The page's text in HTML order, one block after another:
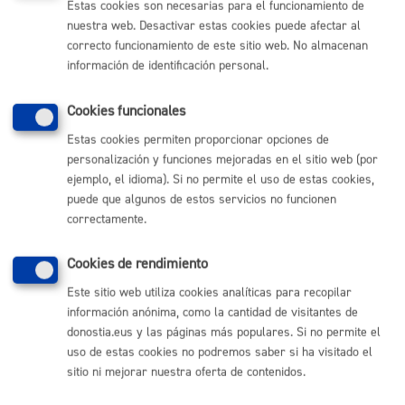
este trámite.
Cantidad a abonar
Gratuito
Plazo de resolución y sentido
del silencio
Plazo estimado:4 meses Plazo legal:6 meses
Sentido del silencio: Negativo
Estas cookies son necesarias para el funcionamiento de
nuestra web. Desactivar estas cookies puede afectar al
correcto funcionamiento de este sitio web. No almacenan
información de identificación personal.
Cookies funcionales
Estas cookies permiten proporcionar opciones de
personalización y funciones mejoradas en el sitio web (por
ejemplo, el idioma). Si no permite el uso de estas cookies,
puede que algunos de estos servicios no funcionen
correctamente.
Cookies de rendimiento
Este sitio web utiliza cookies analíticas para recopilar
información anónima, como la cantidad de visitantes de
donostia.eus y las páginas más populares. Si no permite el
uso de estas cookies no podremos saber si ha visitado el
sitio ni mejorar nuestra oferta de contenidos.